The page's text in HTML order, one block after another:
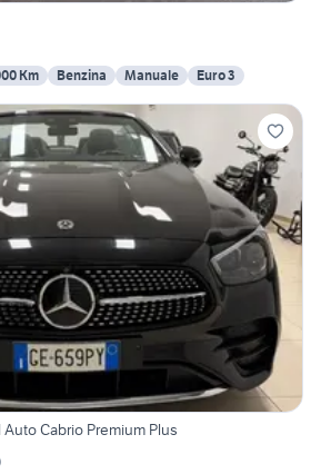
Km Benzina Manuale Euro 3
Cabrio Premium Plus